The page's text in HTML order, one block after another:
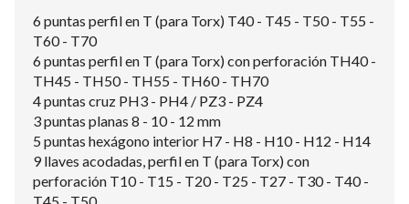
6 puntas perfil en T (para Torx) T40 - T45 - T50 - T55 -
T60 - T70
6 puntas perfil en T (para Torx) con perforación TH40 -
TH45 - TH50 - TH55 - TH60 - TH70
4 puntas cruz PH3 - PH4 / PZ3 - PZ4
3 puntas planas 8 - 10 - 12 mm
5 puntas hexágono interior H7 - H8 - H10 - H12 - H14
9 llaves acodadas, perfil en T (para Torx) con
perforación T10 - T15 - T20 - T25 - T27 - T30 - T40 -